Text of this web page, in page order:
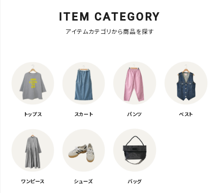
ITEM CATEGORY
アイテムカテゴリから商品を探す
トップス スカート パンツ ベスト
ワンピース シューズ バッグ